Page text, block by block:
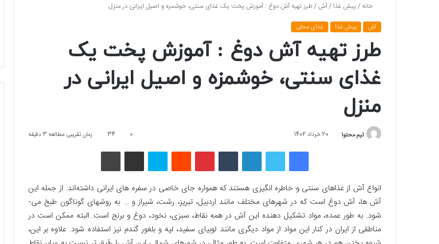
خانه /پیش غذا /آش/طرز تهیه آش دوغ :‌ آموزش پخت یک غذای سنتی، خوشمزه و اصیل ایرانی در منزل
آش پیش غذا غذای محلی
طرز تهیه آش دوغ :‌ آموزش پخت یک
غذای سنتی، خوشمزه و اصیل ایرانی در
منزل
تیم محتوا 20 خرداد 1402 0
34 زمان تقریبی مطالعه 3 دقیقه
فیسبوک لینکداین پینتریست اسکایپ
انواع آش از غذاهای سنتی و خاطره­ انگیزی هستند که همواره جای خاصی در سفره ­های ایرانی داشته‌اند. از جمله این
آش ­ها، آش دوغ است که در شهرهای مختلف مانند اردبیل، تبریز، رشت، شیراز و … به روش­های گوناگون طبخ می­
شود. به طور عمده، مواد تشکیل ­دهنده این آش در همه نقاط، سبزی، نخود، دوغ و برنج است. البته ممکن است در
مناطقی از ایران در کنار این مواد از مواد دیگری مانند لوبیای سفید، لپه و بلغور گندم نیز استفاده شود. علاوه بر این،